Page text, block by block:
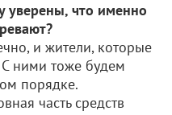
уверены, что именно
и жители, которые
С ними тоже будем
порядке.
часть средств